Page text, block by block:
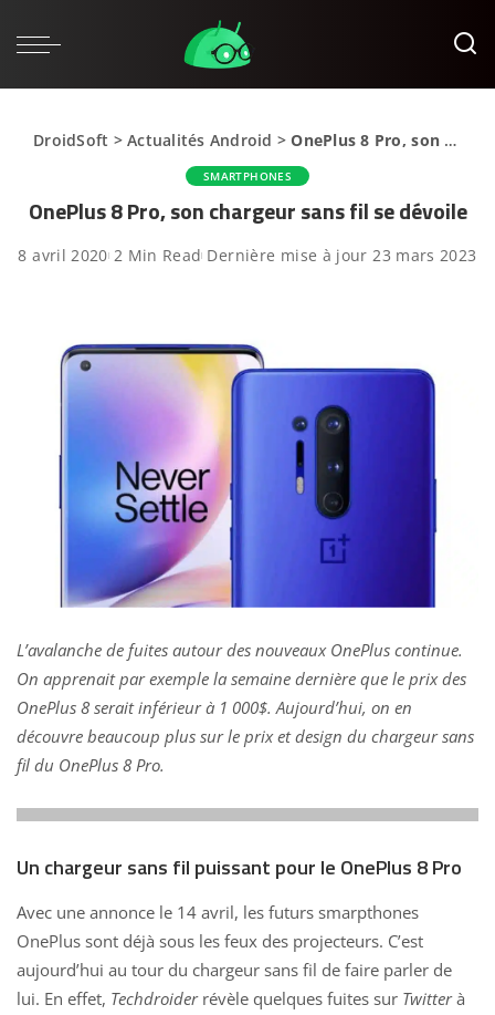
DroidSoft >Actualités Android >OnePlus 8 Pro, son chargeur sans fil se dévoile
SMARTPHONES
OnePlus 8 Pro, son chargeur sans fil se dévoile
8 avril 2020 2 Min Read Dernière mise à jour 23 mars 2023
L’avalanche de fuites autour des nouveaux OnePlus continue.
On apprenait par exemple la semaine dernière que le prix des
OnePlus 8 serait inférieur à 1 000$. Aujourd’hui, on en
découvre beaucoup plus sur le prix et design du chargeur sans
fil du OnePlus 8 Pro.
Un chargeur sans fil puissant pour le OnePlus 8 Pro
Avec une annonce le 14 avril, les futurs smarpthones
OnePlus sont déjà sous les feux des projecteurs. C’est
aujourd’hui au tour du chargeur sans fil de faire parler de
lui. En effet, Techdroider révèle quelques fuites sur Twitterà